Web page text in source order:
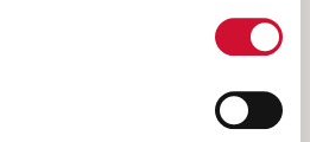
klicken, so stimmen
Cookies zu. Sie können
jederzeit widerrufen,
aufrufen und diese
entnehmen.